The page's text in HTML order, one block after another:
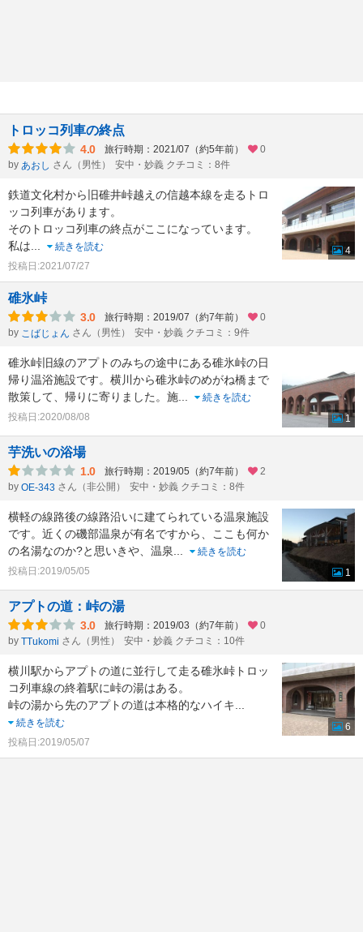
トロッコ列車の終点
4.0 旅行時期：2021/07（約5年前）
0
by あおし さん（男性） 安中・妙義 クチコミ：8件
鉄道文化村から旧碓井峠越えの信越本線を走るトロ
ッコ列車があります。
そのトロッコ列車の終点がここになっています。
私は...
続きを読む
投稿日:2021/07/27
4
碓氷峠
3.0 旅行時期：2019/07（約7年前）
0
by こばじょん さん（男性） 安中・妙義 クチコミ：9件
碓氷峠旧線のアプトのみちの途中にある碓氷峠の日
帰り温浴施設です。横川から碓氷峠のめがね橋まで
散策して、帰りに寄りました。施...
続きを読む
投稿日:2020/08/08
1
芋洗いの浴場
1.0 旅行時期：2019/05（約7年前）
2
by OE-343 さん（非公開） 安中・妙義 クチコミ：8件
横軽の線路後の線路沿いに建てられている温泉施設
です。近くの磯部温泉が有名ですから、ここも何か
の名湯なのか?と思いきや、温泉...
続きを読む
投稿日:2019/05/05
1
アプトの道：峠の湯
3.0 旅行時期：2019/03（約7年前）
0
by TTukomi さん（男性） 安中・妙義 クチコミ：10件
横川駅からアプトの道に並行して走る碓氷峠トロッ
コ列車線の終着駅に峠の湯はある。
峠の湯から先のアプトの道は本格的なハイキ...
続きを読む
投稿日:2019/05/07
6